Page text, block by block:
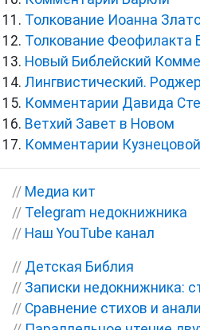
Толкование Иоанна
Толкование Феофилакта
Новый Библейский
Лингвистический.
Комментарии Давида
Ветхий Завет в Новом
Комментарии Кузнецовой
// Медиа кит
// Telegram недокнижника
// Наш YouTube канал
// Детская Библия
// Записки недокнижника:
// Сравнение стихов и